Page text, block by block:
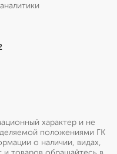
характер и не
положениями ГК
о наличии, видах,